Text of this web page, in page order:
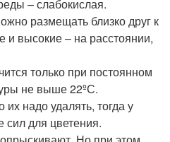
– слабокислая.
размещать близко друг к
и высокие – на расстоянии,
только при постоянном
не выше 22ºС.
их надо удалять, тогда у
сил для цветения.